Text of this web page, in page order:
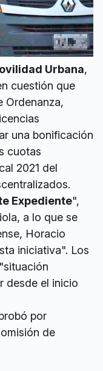
Urbana,
cuestión que
Ordenanza,
una bonificación
cuotas
2021 del
Expediente",
a lo que se
Horacio
iniciativa". Los
desde el inicio
por
de